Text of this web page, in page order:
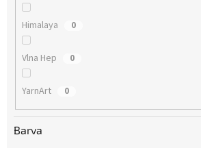
Himalaya 0
Vlna Hep 0
YarnArt 0
Barva